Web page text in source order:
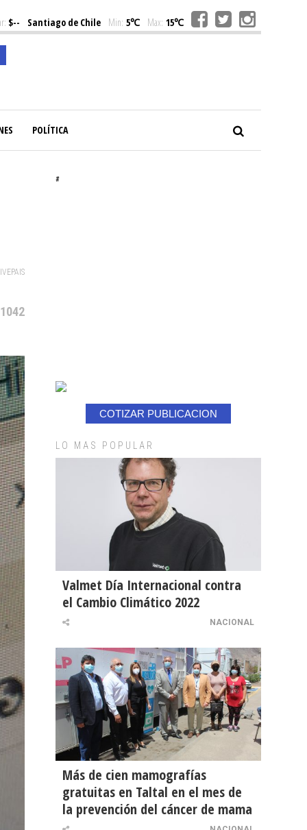
$-- Santiago de Chile Min: 5℃ Max: 15℃
POLÍTICA
#
COTIZAR PUBLICACION
LO MAS POPULAR
Valmet Día Internacional contra
el Cambio Climático 2022
NACIONAL
Más de cien mamografías
gratuitas en Taltal en el mes de
la prevención del cáncer de mama